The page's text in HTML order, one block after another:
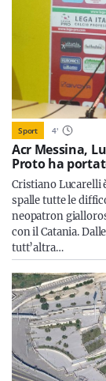
Sport 4'
Acr Messina,
Proto ha
Cristiano Lucarelli
spalle tutte le
neopatron
con il Catania.
tutt’altra…